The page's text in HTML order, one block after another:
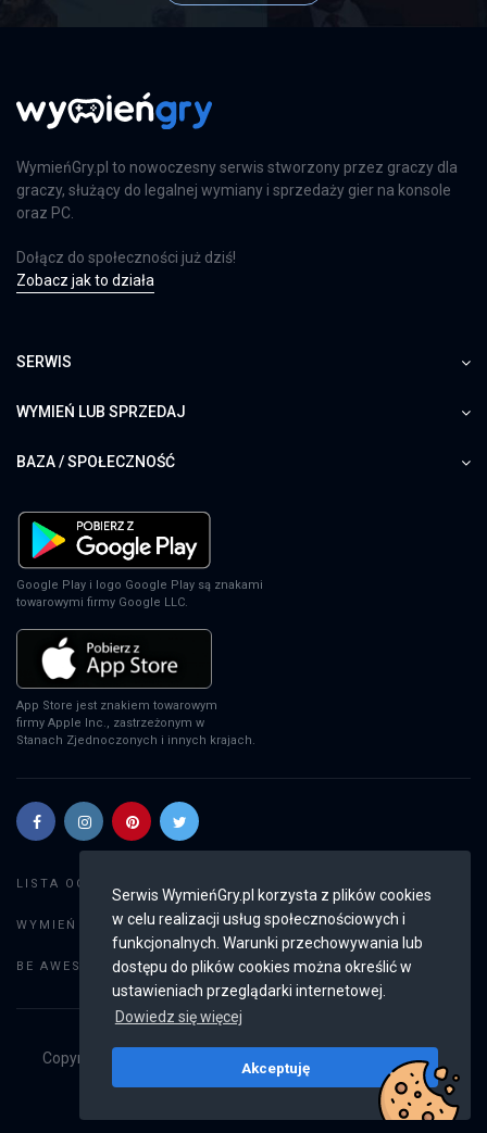
Serwis WymieńGry.pl korzysta z plików cookies
w celu realizacji usług społecznościowych i
funkcjonalnych. Warunki przechowywania lub
dostępu do plików cookies można określić w
ustawieniach przeglądarki internetowej.
Dowiedz się więcej
Akceptuję
WymieńGry.pl to nowoczesny serwis stworzony przez graczy dla
graczy, służący do legalnej wymiany i sprzedaży gier na konsole
oraz PC.
Dołącz do społeczności już dziś!
Zobacz jak to działa
SERWIS
WYMIEŃ LUB SPRZEDAJ
BAZA / SPOŁECZNOŚĆ
Google Play i logo Google Play są znakami
towarowymi firmy Google LLC.
App Store jest znakiem towarowym
firmy Apple Inc., zastrzeżonym w
Stanach Zjednoczonych i innych krajach.
LISTA OGŁOSZEŃ:
WYMIEŃ GRY: Dodaj ogłoszenie
BE AWESOME: Weryfikacja konta
Copyright © 2019 - 2026
Wszystkie prawa
v2.8.4